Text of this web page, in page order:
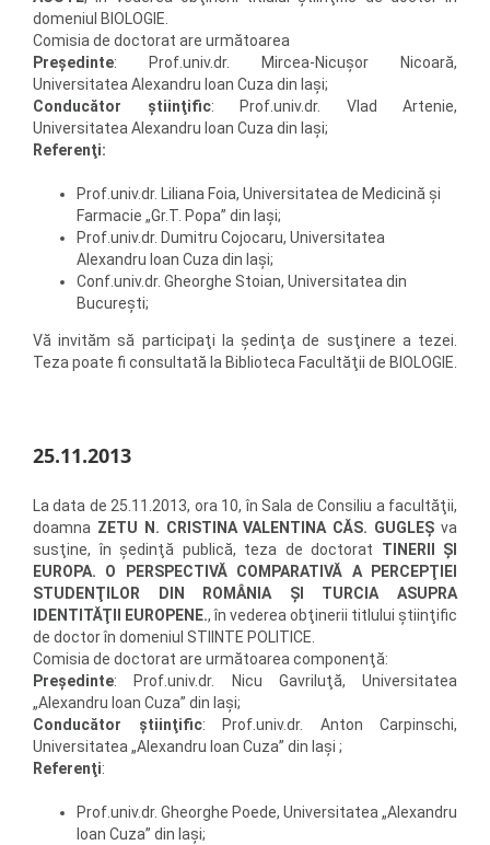
domeniul BIOLOGIE.
Comisia de doctorat are următoarea
Preşedinte: Prof.univ.dr. Mircea-Nicuşor Nicoară,
Universitatea Alexandru Ioan Cuza din Iaşi;
Conducător ştiinţific: Prof.univ.dr. Vlad Artenie,
Universitatea Alexandru Ioan Cuza din Iaşi;
Referenţi:
Prof.univ.dr. Liliana Foia, Universitatea de Medicină şi
Farmacie „Gr.T. Popa” din Iaşi;
Prof.univ.dr. Dumitru Cojocaru, Universitatea
Alexandru Ioan Cuza din Iaşi;
Conf.univ.dr. Gheorghe Stoian, Universitatea din
Bucureşti;
Vă invităm să participaţi la şedinţa de susţinere a tezei.
Teza poate fi consultată la Biblioteca Facultăţii de BIOLOGIE.
25.11.2013
La data de 25.11.2013, ora 10, în Sala de Consiliu a facultăţii,
doamna ZETU N. CRISTINA VALENTINA CĂS. GUGLEŞ va
susţine, în şedinţă publică, teza de doctorat TINERII ŞI
EUROPA. O PERSPECTIVĂ COMPARATIVĂ A PERCEPŢIEI
STUDENŢILOR DIN ROMÂNIA ŞI TURCIA ASUPRA
IDENTITĂŢII EUROPENE., în vederea obţinerii titlului ştiinţific
de doctor în domeniul STIINTE POLITICE.
Comisia de doctorat are următoarea componenţă:
Preşedinte: Prof.univ.dr. Nicu Gavriluţă, Universitatea
„Alexandru Ioan Cuza” din Iaşi;
Conducător ştiinţific: Prof.univ.dr. Anton Carpinschi,
Universitatea „Alexandru Ioan Cuza” din Iaşi ;
Referenţi:
Prof.univ.dr. Gheorghe Poede, Universitatea „Alexandru
Ioan Cuza” din Iaşi;